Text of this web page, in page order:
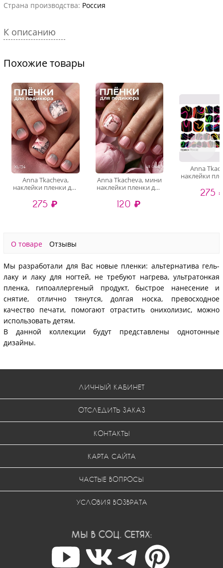
Страна производства: Россия
К описанию
Похожие товары
Anna Tkacheva,
наклейки пленки для
275 ₽
Anna Tkacheva, мини
наклейки пленки для
120 ₽
Anna
наклейки
275
О товаре Отзывы
Мы разработали для Вас новые пленки: альтернатива гель-
лаку и лаку для ногтей, не требуют нагрева, ультратонкая
пленка, гипоаллергеный продукт, быстрое нанесение и
снятие, отлично тянутся, долгая носка, превосходное
качество печати, помогают отрастить онихолизис, можно
использовать детям.
В данной коллекции будут представлены однотонные
дизайны.
ЛИЧНЫЙ КАБИНЕТ
ОТСЛЕДИТЬ ЗАКАЗ
КОНТАКТЫ
КАРТА САЙТА
ЧАСТЫЕ ВОПРОСЫ
УСЛОВИЯ ВОЗВРАТА
МЫ В СОЦ. СЕТЯХ: